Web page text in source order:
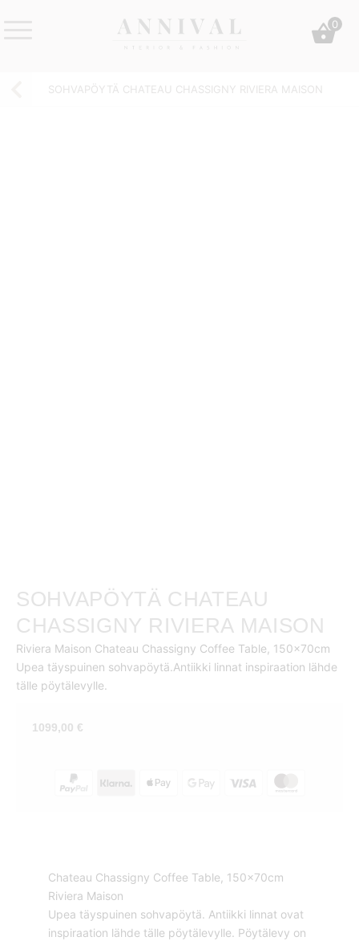
&
0
SOHVAPÖYTÄ CHATEAU CHASSIGNY RIVIERA MAISON
SOHVAPÖYTÄ CHATEAU
CHASSIGNY RIVIERA MAISON
Riviera Maison Chateau Chassigny Coffee Table, 150x70cm
Upea täyspuinen sohvapöytä.Antiikki linnat inspiraation lähde
tälle pöytälevylle.
1099,00 €
Chateau Chassigny Coffee Table, 150x70cm
Riviera Maison
Upea täyspuinen sohvapöytä. Antiikki linnat ovat
inspiraation lähde tälle pöytälevylle. Pöytälevy on